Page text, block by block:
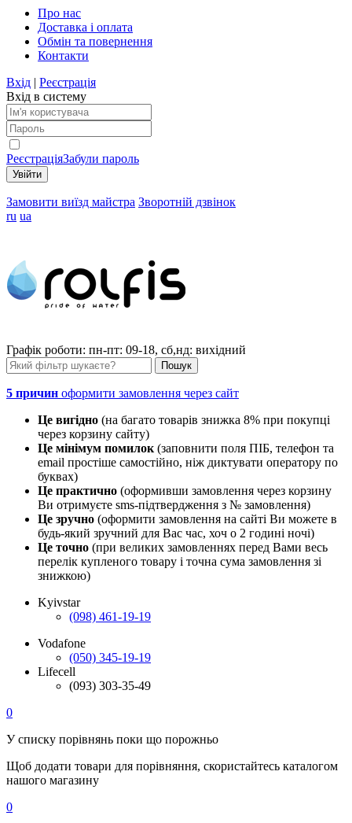
Про нас
Доставка і оплата
Обмін та повернення
Контакти
Вхід | Реєстрація
Вхід в систему
РеєстраціяЗабули пароль
Замовити виїзд майстра Зворотній дзвінок
ru ua
Графік роботи: пн-пт: 09-18, сб,нд: вихідний
5 причин оформити замовлення через сайт
Це вигідно (на багато товарів знижка 8% при покупці
через корзину сайту)
Це мінімум помилок (заповнити поля ПІБ, телефон та
email простіше самостійно, ніж диктувати оператору по
буквах)
Це практично (оформивши замовлення через корзину
Ви отримуєте sms-підтвердження з № замовлення)
Це зручно (оформити замовлення на сайті Ви можете в
будь-який зручний для Вас час, хоч о 2 годині ночі)
Це точно (при великих замовленнях перед Вами весь
перелік купленого товару і точна сума замовлення зі
знижкою)
Kyivstar
(098) 461-19-19
Vodafone
(050) 345-19-19
Lifecell
(093) 303-35-49
0
У списку порівнянь поки що порожньо
Щоб додати товари для порівняння, скористайтесь каталогом
нашого магазину
0